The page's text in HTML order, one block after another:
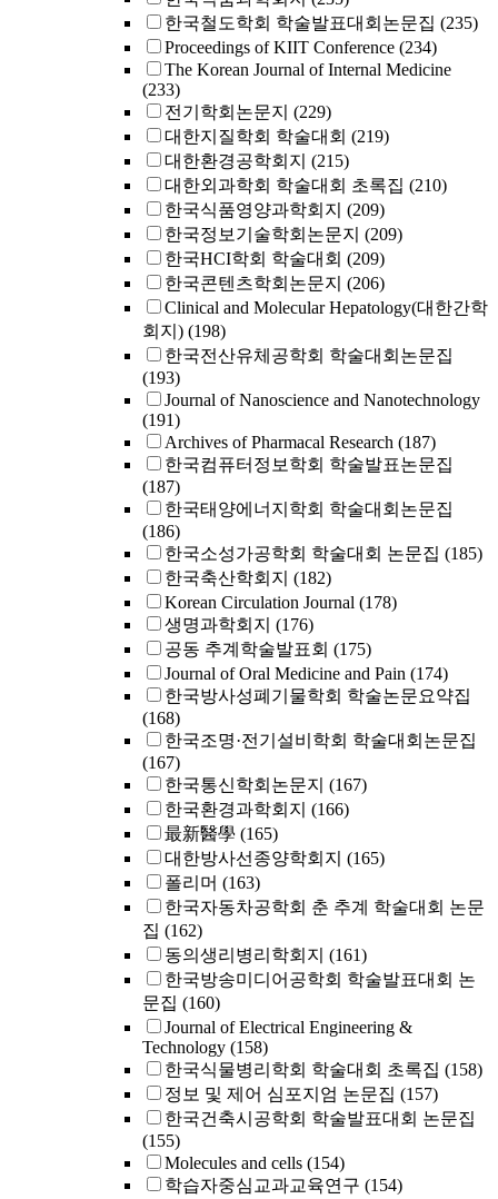
한국철도학회 학술발표대회논문집 (235)
Proceedings of KIIT Conference (234)
The Korean Journal of Internal Medicine
(233)
전기학회논문지 (229)
대한지질학회 학술대회 (219)
대한환경공학회지 (215)
대한외과학회 학술대회 초록집 (210)
한국식품영양과학회지 (209)
한국정보기술학회논문지 (209)
한국HCI학회 학술대회 (209)
한국콘텐츠학회논문지 (206)
Clinical and Molecular Hepatology(대한간학
회지) (198)
한국전산유체공학회 학술대회논문집
(193)
Journal of Nanoscience and Nanotechnology
(191)
Archives of Pharmacal Research (187)
한국컴퓨터정보학회 학술발표논문집
(187)
한국태양에너지학회 학술대회논문집
(186)
한국소성가공학회 학술대회 논문집 (185)
한국축산학회지 (182)
Korean Circulation Journal (178)
생명과학회지 (176)
공동 추계학술발표회 (175)
Journal of Oral Medicine and Pain (174)
한국방사성폐기물학회 학술논문요약집
(168)
한국조명·전기설비학회 학술대회논문집
(167)
한국통신학회논문지 (167)
한국환경과학회지 (166)
最新醫學 (165)
대한방사선종양학회지 (165)
폴리머 (163)
한국자동차공학회 춘 추계 학술대회 논문
집 (162)
동의생리병리학회지 (161)
한국방송미디어공학회 학술발표대회 논
문집 (160)
Journal of Electrical Engineering &
Technology (158)
한국식물병리학회 학술대회 초록집 (158)
정보 및 제어 심포지엄 논문집 (157)
한국건축시공학회 학술발표대회 논문집
(155)
Molecules and cells (154)
학습자중심교과교육연구 (154)